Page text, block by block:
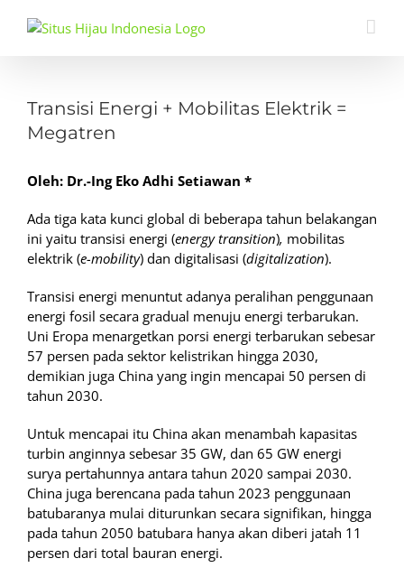
Larger
Image
Transisi Energi + Mobilitas Elektrik =
Megatren
Oleh: Dr.-Ing Eko Adhi Setiawan *
Ada tiga kata kunci global di beberapa tahun belakangan
ini yaitu transisi energi (energy transition), mobilitas
elektrik (e-mobility) dan digitalisasi (digitalization).
Transisi energi menuntut adanya peralihan penggunaan
energi fosil secara gradual menuju energi terbarukan.
Uni Eropa menargetkan porsi energi terbarukan sebesar
57 persen pada sektor kelistrikan hingga 2030,
demikian juga China yang ingin mencapai 50 persen di
tahun 2030.
Untuk mencapai itu China akan menambah kapasitas
turbin anginnya sebesar 35 GW, dan 65 GW energi
surya pertahunnya antara tahun 2020 sampai 2030.
China juga berencana pada tahun 2023 penggunaan
batubaranya mulai diturunkan secara signifikan, hingga
pada tahun 2050 batubara hanya akan diberi jatah 11
persen dari total bauran energi.